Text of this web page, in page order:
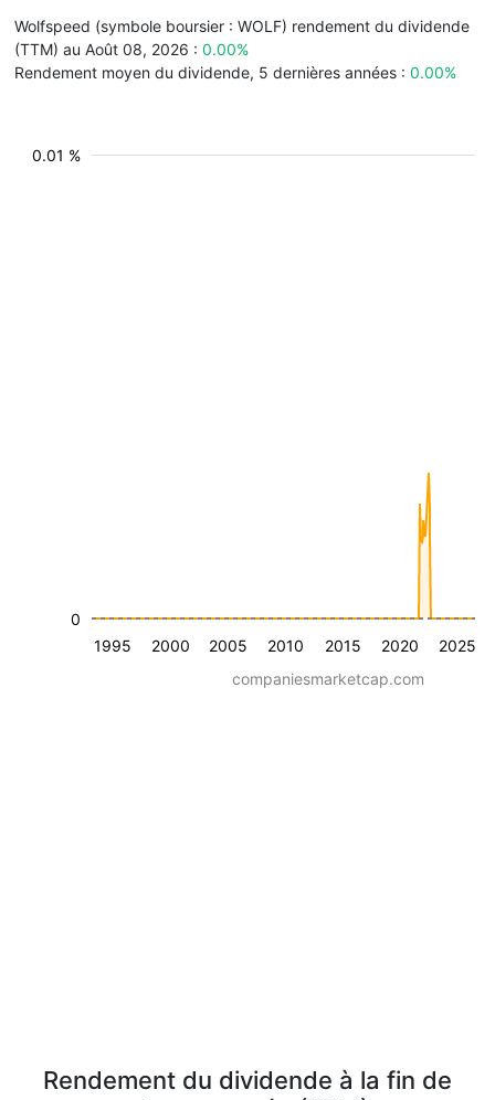
Wolfspeed (symbole boursier : WOLF) rendement du dividende
(TTM) au Août 08, 2026 : 0.00%
Rendement moyen du dividende, 5 dernières années : 0.00%
1995 2000 2005 2010 2015 2020 2025
0.01 %
0
companiesmarketcap.com
Rendement du dividende à la fin de